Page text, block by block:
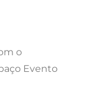
o
Evento